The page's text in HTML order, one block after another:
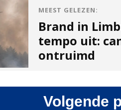
MEEST GELEZEN:
Brand in
tempo uit:
ontruimd
Volgende